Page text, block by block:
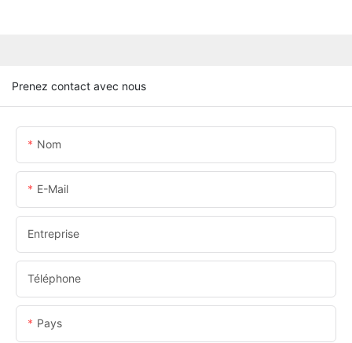
Prenez contact avec nous
Nom
E-Mail
Entreprise
Téléphone
Pays